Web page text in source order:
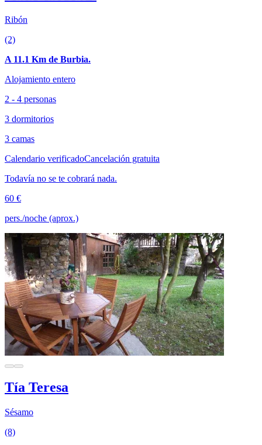
Ribón
(2)
A 11.1 Km de Burbia.
Alojamiento entero
2 - 4 personas
3 dormitorios
3 camas
Calendario verificadoCancelación gratuita
Todavía no se te cobrará nada.
60 €
pers./noche (aprox.)
Tía Teresa
Sésamo
(8)